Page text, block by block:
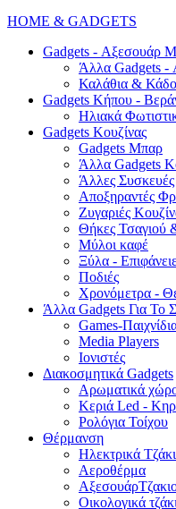
HOME & GADGETS
Gadgets - Αξεσουάρ
Άλλα Gadgets -
Καλάθια &
Gadgets Κήπου -
Ηλιακά
Gadgets Κουζίνας
Gadgets Μπαρ
Άλλα Gadgets
Άλλες
Αποξηραντές
Ζυγαριές
Θήκες Τσαγιού
Μύλοι καφέ
Ξύλα -
Ποδιές
Χρονόμετρα -
Άλλα Gadgets Για Το
Games-
Media Players
Ιονιστές
Διακοσμητικά Gadgets
Aρωματικά
Κεριά Led -
Ρολόγια Τοίχου
Θέρμανση
Hλεκτρικά
Αεροθέρμα
Οικολογικά